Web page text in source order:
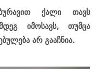
ქალი თავს
იმოსავს, თუმცა
არ გააჩნია.